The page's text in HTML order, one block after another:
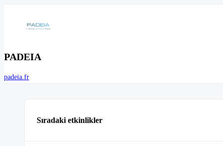
PADEIA
padeia.fr
Sıradaki etkinlikler